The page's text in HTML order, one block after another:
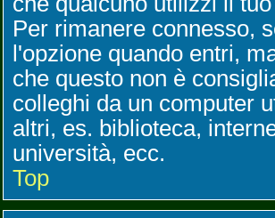
Per rimanere connesso,
l'opzione quando entri,
che questo non è
colleghi da un computer
altri, es. biblioteca,
università, ecc.
Top